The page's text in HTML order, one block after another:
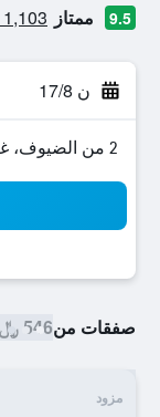
9.5 ممتاز 1,103 من التقييمات تم التحقق منها
ن 17/8
2 من الضيوف، غرفة واحدة
صفقات من546 ﷼
مزود